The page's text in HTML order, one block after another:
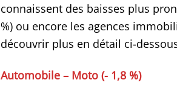
connaissent des baisses plus
%) ou encore les agences
découvrir plus en détail ci-
Automobile – Moto (- 1,8 %)